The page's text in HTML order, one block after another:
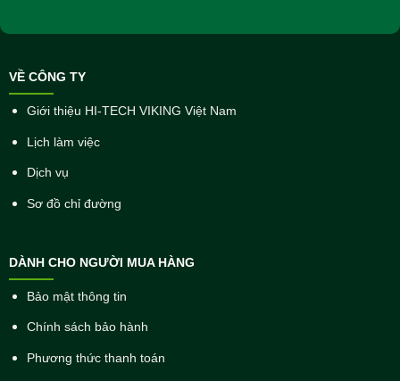
VỀ CÔNG TY
Giới thiệu HI-TECH VIKING Việt Nam
Lịch làm việc
Dịch vụ
Sơ đồ chỉ đường
DÀNH CHO NGƯỜI MUA HÀNG
Bảo mật thông tin
Chính sách bảo hành
Phương thức thanh toán